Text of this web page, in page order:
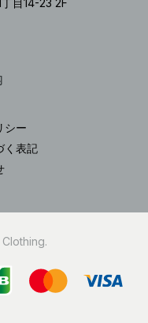
目14-23 2F
シー
く表記